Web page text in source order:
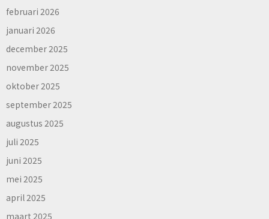
februari 2026
januari 2026
december 2025
november 2025
oktober 2025
september 2025
augustus 2025
juli 2025
juni 2025
mei 2025
april 2025
maart 2025